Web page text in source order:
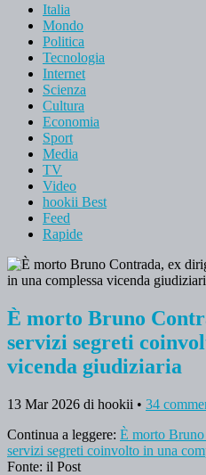
Italia
Mondo
Politica
Tecnologia
Internet
Scienza
Cultura
Economia
Sport
Media
TV
Video
hookii Best
Feed
Rapide
È morto Bruno
servizi segreti
vicenda giudiziaria
13 Mar 2026 di hookii • 34
Continua a leggere: È morto
servizi segreti coinvolto in una
Fonte: il Post